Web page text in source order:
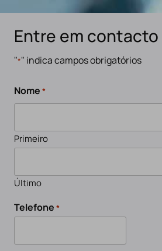
Entre em contacto
"*" indica campos obrigatórios
Nome *
Primeiro
Último
Telefone *